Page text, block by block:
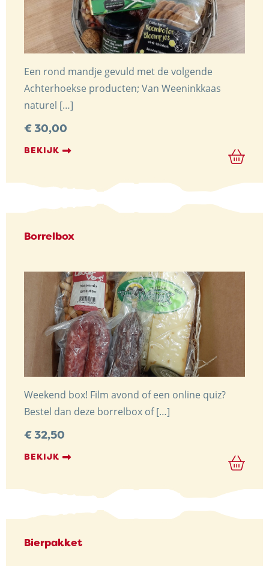
Een rond mandje gevuld met de volgende
Achterhoekse producten; Van Weeninkkaas
naturel […]
€30,00
BEKIJK
Borrelbox
Weekend box! Film avond of een online quiz?
Bestel dan deze borrelbox of […]
€32,50
BEKIJK
Bierpakket